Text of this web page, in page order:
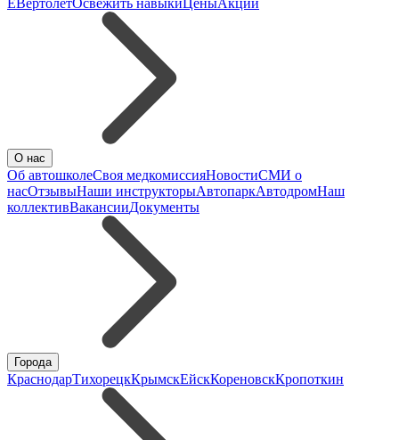
E ВертолётОсвежить навыки ЦеныАкции
О нас
Об автошколеСвоя медкомиссияНовостиСМИ о
насОтзывыНаши инструкторыАвтопаркАвтодромНаш
коллективВакансииДокументы
Города
КраснодарТихорецкКрымскЕйскКореновскКропоткин